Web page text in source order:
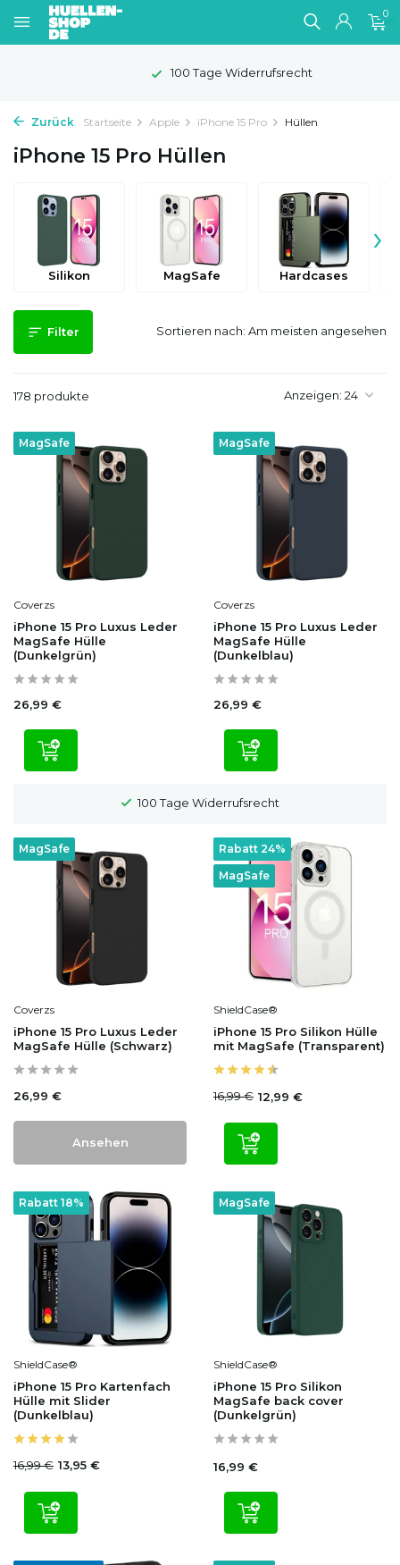
0
100 Tage Widerrufsrecht
Zurück Startseite Apple iPhone 15 Pro Hüllen
iPhone 15 Pro Hüllen
Silikon MagSafe Hardcases
›
Filter
178 produkte Anzeigen:
Sortieren nach:
MagSafe
Coverzs
iPhone 15 Pro Luxus Leder
MagSafe Hülle
(Dunkelgrün)
26,99 €
MagSafe
Coverzs
iPhone 15 Pro Luxus Leder
MagSafe Hülle
(Dunkelblau)
26,99 €
100 Tage Widerrufsrecht
MagSafe
Coverzs
iPhone 15 Pro Luxus Leder
MagSafe Hülle (Schwarz)
26,99 €
Ansehen
MagSafe
Rabatt 24%
ShieldCase®
iPhone 15 Pro Silikon Hülle
mit MagSafe (Transparent)
16,99 € 12,99 €
Rabatt 18%
ShieldCase®
iPhone 15 Pro Kartenfach
Hülle mit Slider
(Dunkelblau)
16,99 € 13,95 €
MagSafe
ShieldCase®
iPhone 15 Pro Silikon
MagSafe back cover
(Dunkelgrün)
16,99 €